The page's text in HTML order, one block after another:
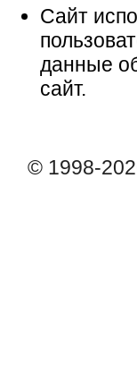
Сайт
данные
сайт.
© 1998-